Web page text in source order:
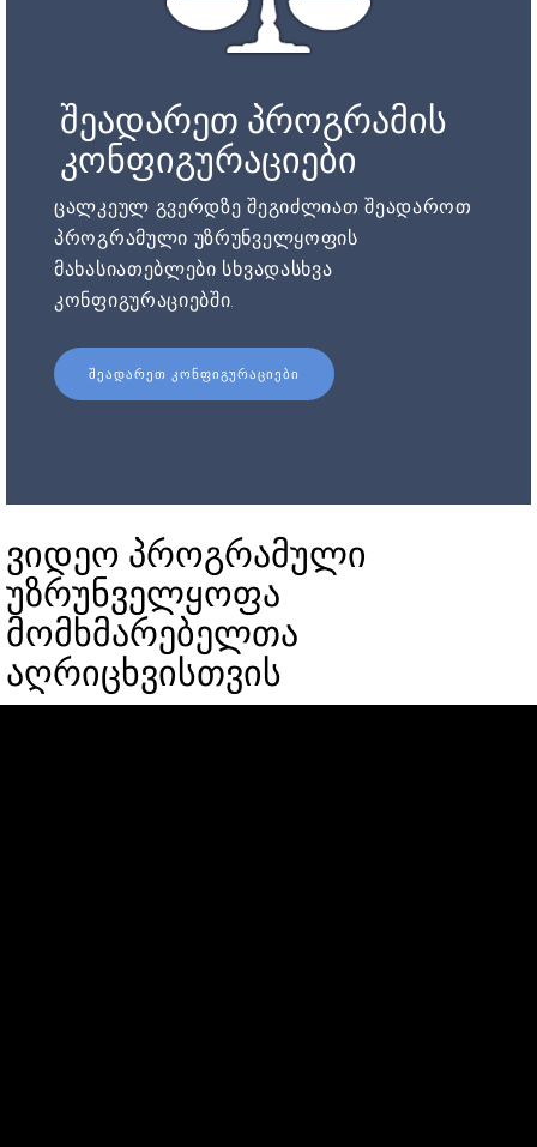
შეადარეთ პროგრამის
კონფიგურაციები
ცალკეულ გვერდზე შეგიძლიათ შეადაროთ
პროგრამული უზრუნველყოფის
მახასიათებლები სხვადასხვა
კონფიგურაციებში.
ᲨᲔᲐᲓᲐᲠᲔᲗ ᲙᲝᲜᲤᲘᲒᲣᲠᲐᲪᲘᲔᲑᲘ
ვიდეო პროგრამული
უზრუნველყოფა
მომხმარებელთა
აღრიცხვისთვის